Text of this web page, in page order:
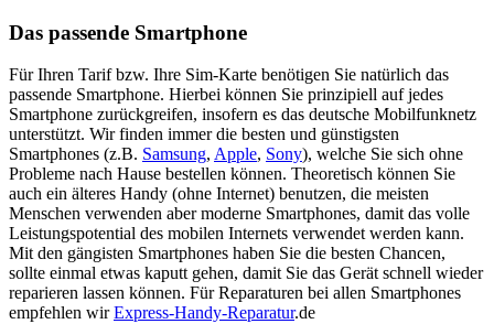
Das passende Smartphone
Für Ihren Tarif bzw. Ihre Sim-Karte benötigen Sie natürlich das
passende Smartphone. Hierbei können Sie prinzipiell auf jedes
Smartphone zurückgreifen, insofern es das deutsche Mobilfunknetz
unterstützt. Wir finden immer die besten und günstigsten
Smartphones (z.B. Samsung, Apple, Sony), welche Sie sich ohne
Probleme nach Hause bestellen können. Theoretisch können Sie
auch ein älteres Handy (ohne Internet) benutzen, die meisten
Menschen verwenden aber moderne Smartphones, damit das volle
Leistungspotential des mobilen Internets verwendet werden kann.
Mit den gängisten Smartphones haben Sie die besten Chancen,
sollte einmal etwas kaputt gehen, damit Sie das Gerät schnell wieder
reparieren lassen können. Für Reparaturen bei allen Smartphones
empfehlen wirExpress-Handy-Reparatur.de